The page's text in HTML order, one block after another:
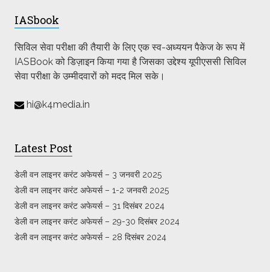
IASbook
सिविल सेवा परीक्षा की तैयारी के लिए एक स्व-अध्ययन पैकेज के रूप में
IASBook को डिज़ाइन किया गया है जिसका उद्देश्य यूपीएससी सिविल
सेवा परीक्षा के उम्मीदवारों को मदद मिल सके।
hi@k4media.in
Latest Post
डेली वन लाइनर करंट अफेयर्स – 3 जनवरी 2025
डेली वन लाइनर करंट अफेयर्स – 1-2 जनवरी 2025
डेली वन लाइनर करंट अफेयर्स – 31 दिसंबर 2024
डेली वन लाइनर करंट अफेयर्स – 29-30 दिसंबर 2024
डेली वन लाइनर करंट अफेयर्स – 28 दिसंबर 2024